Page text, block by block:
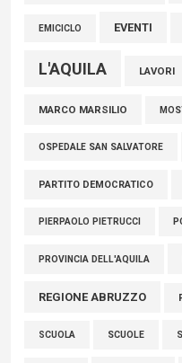
EMICICLO EVENTI
L'AQUILA LAVORI
MARCO MARSILIO
OSPEDALE SAN SALVATORE
PARTITO DEMOCRATICO
PIERPAOLO PIETRUCCI
PROVINCIA DELL'AQUILA
REGIONE ABRUZZO
SCUOLA SCUOLE